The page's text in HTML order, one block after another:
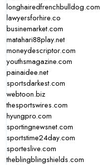
longhairedfrenchbulldog.com
lawyersforhire.co
businemarket.com
matahari88play.net
moneydescriptor.com
youthsmagazine.com
painaidee.net
sportsdarkest.com
webtoon.biz
thesportswires.com
hyungpro.com
sportingnewsnet.com
sportstime24day.com
sporteslive.com
theblingblingshields.com